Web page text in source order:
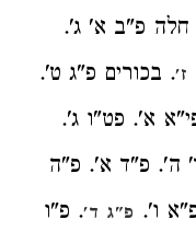
פ"ב א' ג'.
ז'. בכורים פ"ג ט'.
א'. פט"ו ג'.
ה'. פ"ד א'. פ"ה
ו'. פ"ג ד'. פ"ו